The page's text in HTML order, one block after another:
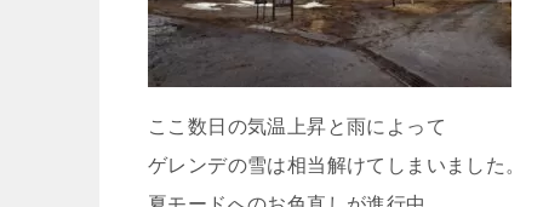
ここ数日の気温上昇と雨によって
ゲレンデの雪は相当解けてしまいました。